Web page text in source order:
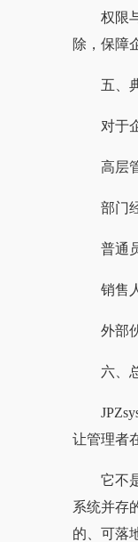
权限
除，保障
五、
对于
高层
部门
普通
销售
外部
六、
让管理者
它不
系统并存
的、可落